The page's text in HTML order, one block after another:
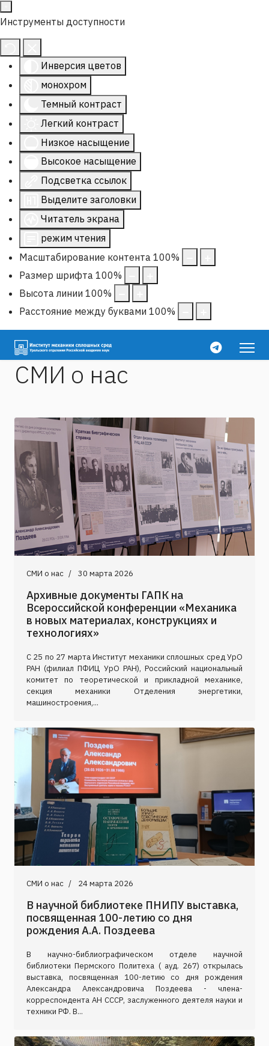
Инструменты доступности
Инверсия цветов
монохром
Темный контраст
Легкий контраст
Низкое насыщение
Высокое насыщение
Подсветка ссылок
Выделите заголовки
Читатель экрана
режим чтения
Масштабирование контента 100%
Размер шрифта 100%
Высота линии 100%
Расстояние между буквами 100%
СМИ о нас
СМИ о нас 30 марта 2026
Архивные документы ГАПК на
Всероссийской конференции «Механика
в новых материалах, конструкциях и
технологиях»
С 25 по 27 марта Институт механики сплошных сред УрО
РАН (филиал ПФИЦ УрО РАН), Российский национальный
комитет по теоретической и прикладной механике,
секция механики Отделения энергетики,
машиностроения,...
СМИ о нас 24 марта 2026
В научной библиотеке ПНИПУ выставка,
посвященная 100-летию со дня
рождения А.А. Поздеева
В научно-библиографическом отделе научной
библиотеки Пермского Политеха ( ауд. 267) открылась
выставка, посвященная 100-летию со дня рождения
Александра Александровича Поздеева - члена-
корреспондента АН СССР, заслуженного деятеля науки и
техники РФ. В...